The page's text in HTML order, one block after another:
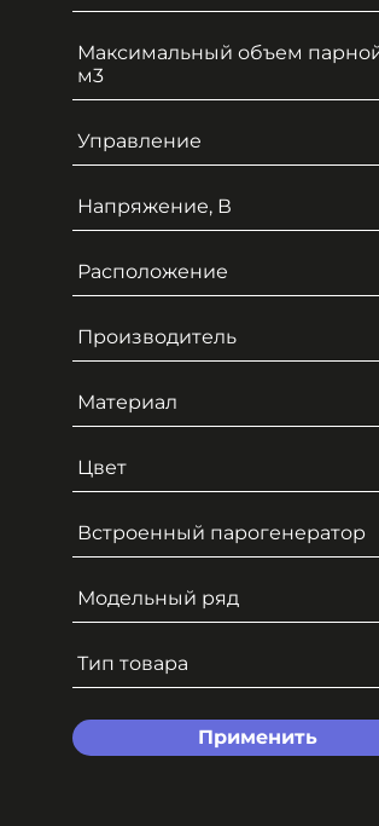
Максимальный объем
м3
Управление
Напряжение, В
Расположение
Производитель
Материал
Цвет
Встроенный парогенератор
Модельный ряд
Тип товара
Применить